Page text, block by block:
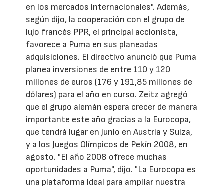
en los mercados internacionales". Además,
según dijo, la cooperación con el grupo de
lujo francés PPR, el principal accionista,
favorece a Puma en sus planeadas
adquisiciones. El directivo anunció que Puma
planea inversiones de entre 110 y 120
millones de euros (176 y 191,85 millones de
dólares) para el año en curso. Zeitz agregó
que el grupo alemán espera crecer de manera
importante este año gracias a la Eurocopa,
que tendrá lugar en junio en Austria y Suiza,
y a los Juegos Olímpicos de Pekín 2008, en
agosto. "El año 2008 ofrece muchas
oportunidades a Puma", dijo. "La Eurocopa es
una plataforma ideal para ampliar nuestra